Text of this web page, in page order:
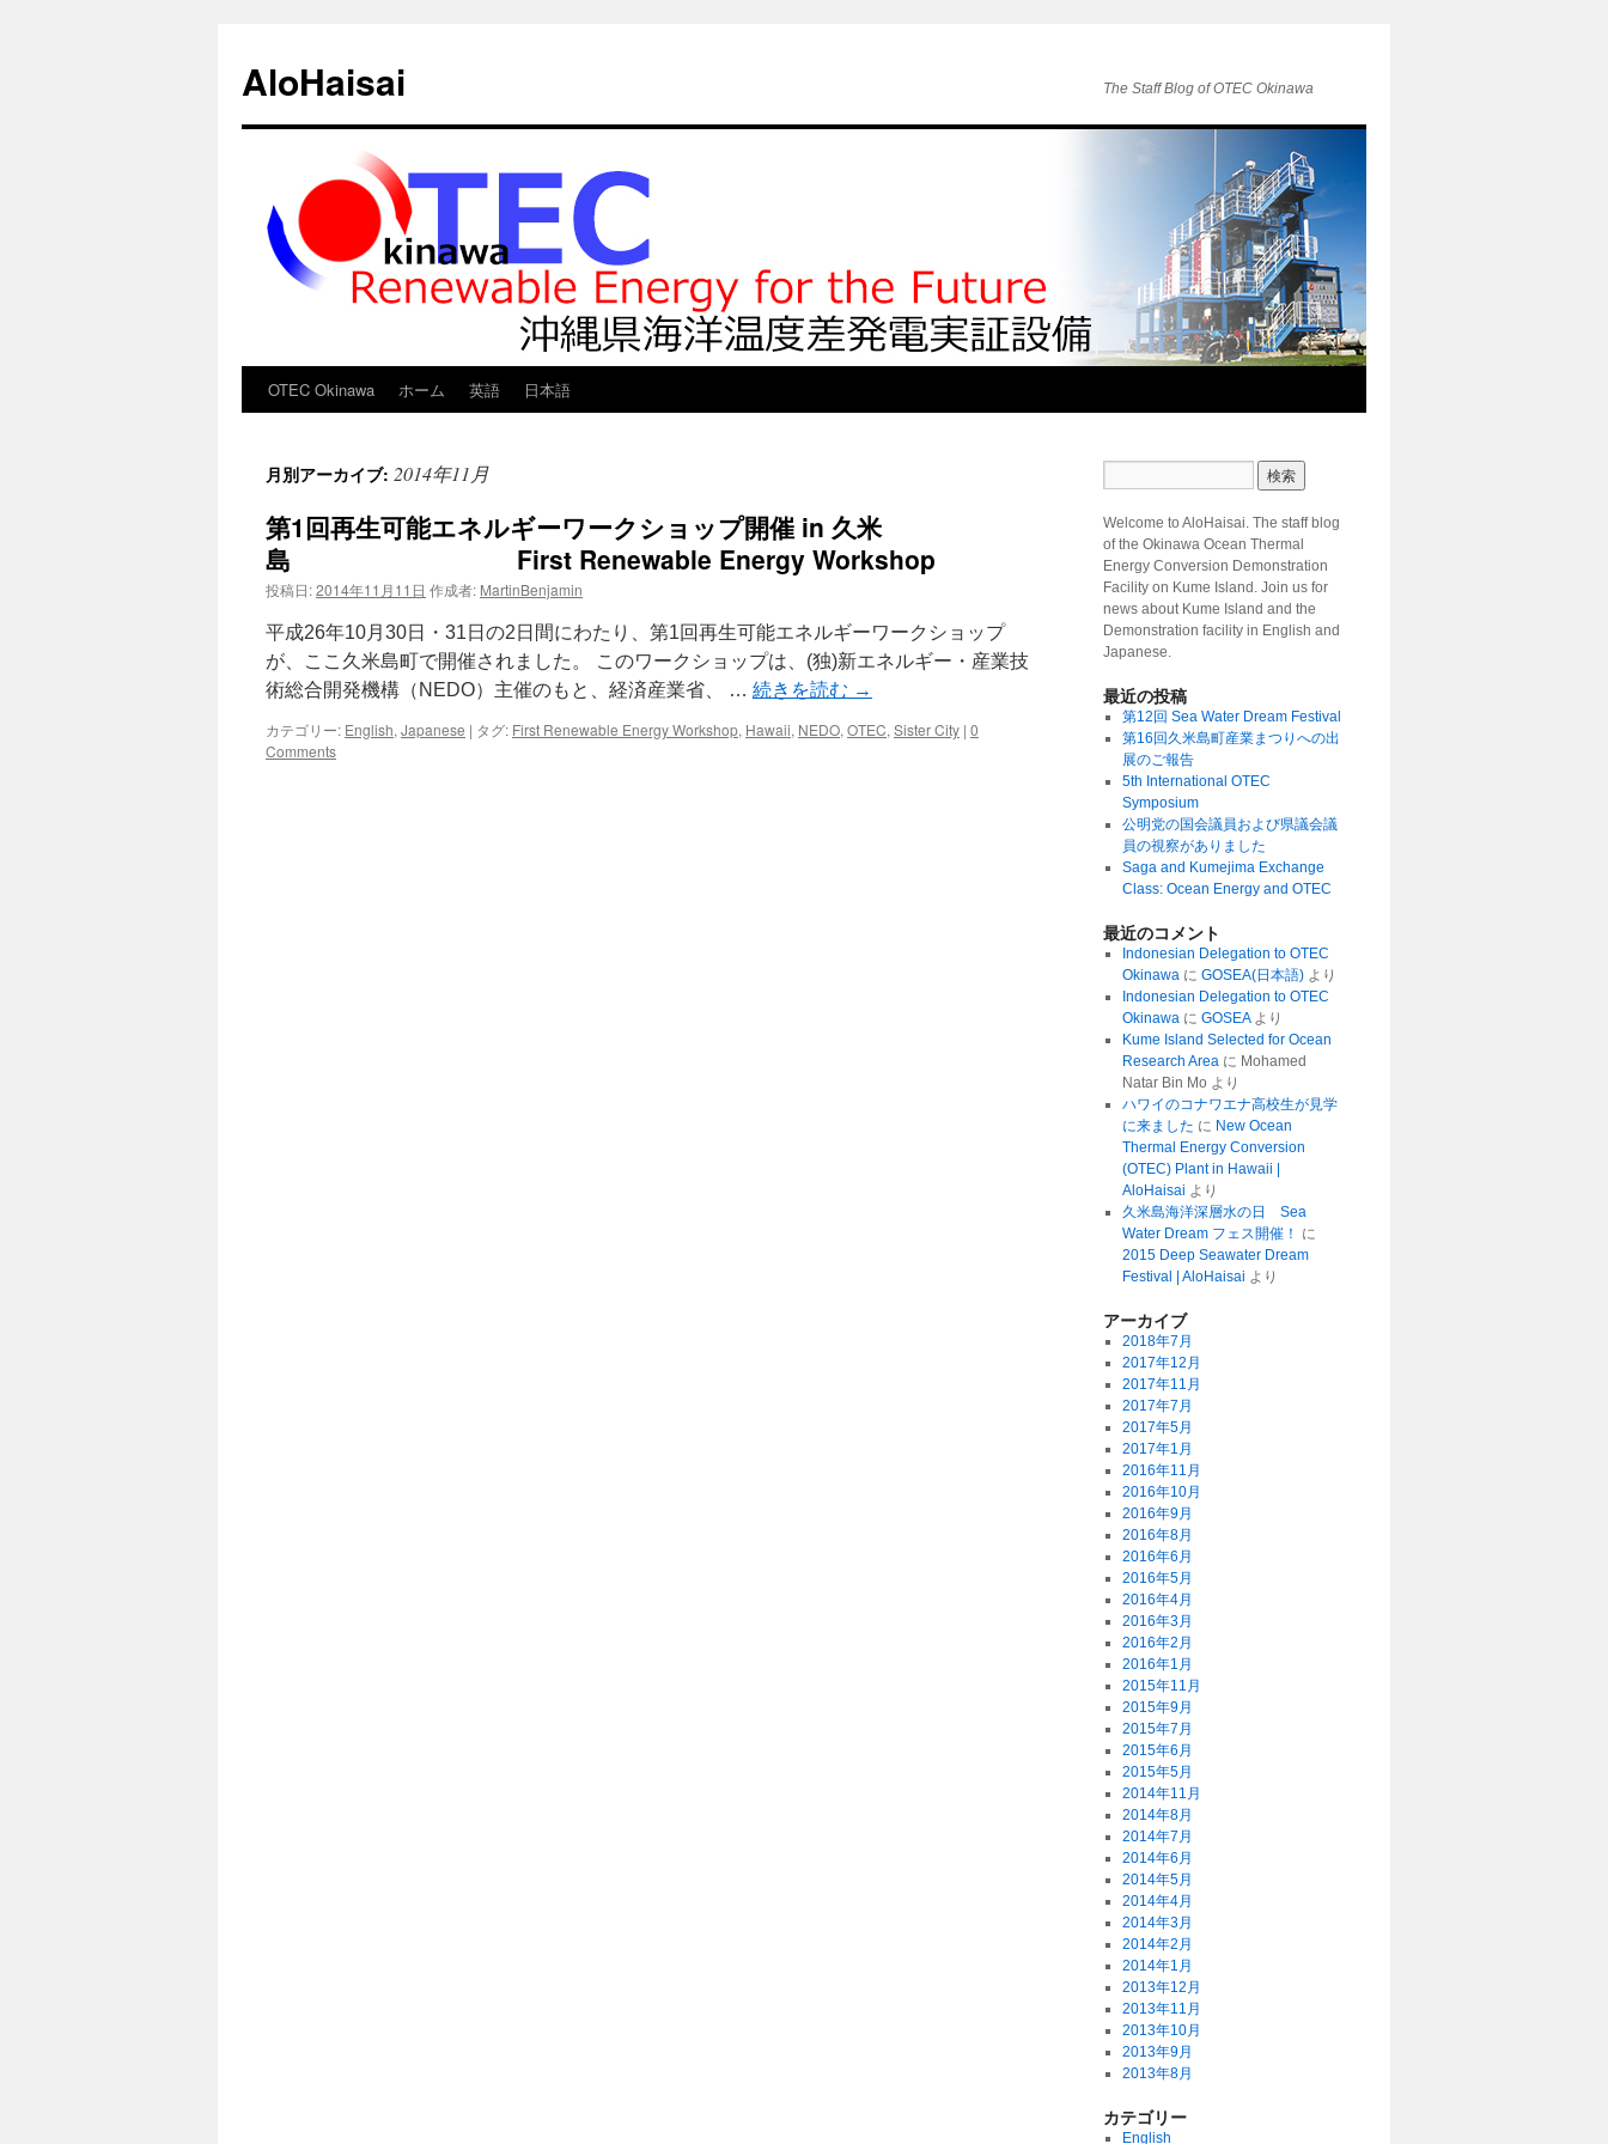
AloHaisai The Staff Blog of OTEC Okinawa
テ
ン
ツ
ッ
OTEC Okinawa ホーム 英語 日本語
月別アーカイブ: 2014年11月
第1回再生可能エネルギーワークショップ開催 in 久米
島 First Renewable Energy Workshop
投稿日:2014年11月11日 作成者: MartinBenjamin
平成26年10月30日・31日の2日間にわたり、第1回再生可能エネルギーワークショップ
が、ここ久米島町で開催されました。 このワークショップは、(独)新エネルギー・産業技
術総合開発機構（NEDO）主催のもと、経済産業省、 … 続きを読む →
カテゴリー: English, Japanese | タグ: First Renewable Energy Workshop, Hawaii, NEDO, OTEC, Sister City | 0
Comments
Welcome to AloHaisai. The staff blog
of the Okinawa Ocean Thermal
Energy Conversion Demonstration
Facility on Kume Island. Join us for
news about Kume Island and the
Demonstration facility in English and
Japanese.
最近の投稿
第12回 Sea Water Dream Festival
第16回久米島町産業まつりへの出
展のご報告
5th International OTEC
Symposium
公明党の国会議員および県議会議
員の視察がありました
Saga and Kumejima Exchange
Class: Ocean Energy and OTEC
最近のコメント
Indonesian Delegation to OTEC
Okinawaに GOSEA(日本語)より
Indonesian Delegation to OTEC
Okinawaに GOSEAより
Kume Island Selected for Ocean
Research Areaに Mohamed
Natar Bin Mo より
ハワイのコナワエナ高校生が見学
に来ました に New Ocean
Thermal Energy Conversion
(OTEC) Plant in Hawaii |
AloHaisai より
久米島海洋深層水の日 Sea
Water Dream フェス開催！
に
2015 Deep Seawater Dream
Festival | AloHaisai より
アーカイブ
2018年7月
2017年12月
2017年11月
2017年7月
2017年5月
2017年1月
2016年11月
2016年10月
2016年9月
2016年8月
2016年6月
2016年5月
2016年4月
2016年3月
2016年2月
2016年1月
2015年11月
2015年9月
2015年7月
2015年6月
2015年5月
2014年11月
2014年8月
2014年7月
2014年6月
2014年5月
2014年4月
2014年3月
2014年2月
2014年1月
2013年12月
2013年11月
2013年10月
2013年9月
2013年8月
カテゴリー
English